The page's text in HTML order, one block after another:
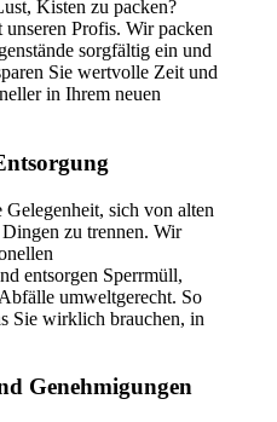
Kisten zu packen?
Profis. Wir packen
sorgfältig ein und
Sie wertvolle Zeit und
in Ihrem neuen
sich von alten
zu trennen. Wir
entsorgen Sperrmüll,
umweltgerecht. So
Sie wirklich brauchen, in
Genehmigungen